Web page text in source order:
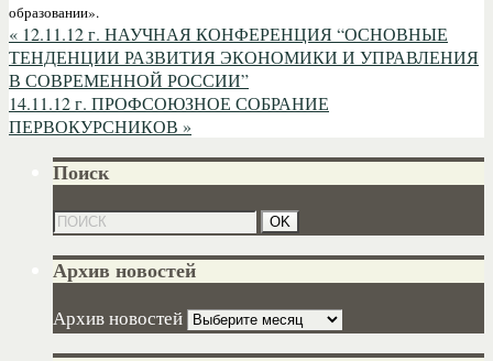
образовании».
« 12.11.12 г. НАУЧНАЯ КОНФЕРЕНЦИЯ “ОСНОВНЫЕ
ТЕНДЕНЦИИ РАЗВИТИЯ ЭКОНОМИКИ И УПРАВЛЕНИЯ
В СОВРЕМЕННОЙ РОССИИ”
14.11.12 г. ПРОФСОЮЗНОЕ СОБРАНИЕ
ПЕРВОКУРСНИКОВ »
Поиск
Архив новостей
Архив новостей